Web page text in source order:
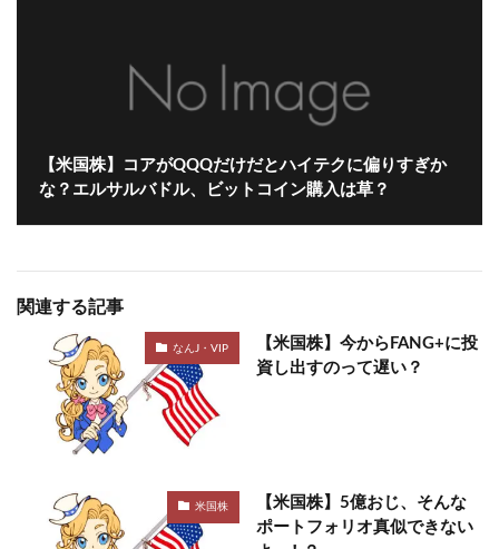
【米国株】コアがQQQだけだとハイテクに偏りすぎか
な？エルサルバドル、ビットコイン購入は草？
関連する記事
なんJ・VIP
【米国株】今からFANG+に投
資し出すのって遅い？
米国株
【米国株】5億おじ、そんな
ポートフォリオ真似できない